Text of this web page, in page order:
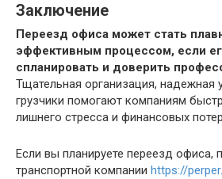
Заключение
Переезд офиса может стать
эффективным процессом, если
спланировать и доверить
Тщательная организация, надежная
грузчики помогают компаниям
лишнего стресса и финансовых
Если вы планируете переезд офиса,
транспортной компании https://